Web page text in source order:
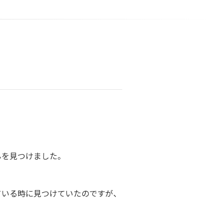
見つけました。
る時に見つけていたのですが、